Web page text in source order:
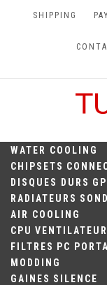
SHIPPING
WATER COOLING
CHIPSETS
DISQUES DURS
RADIATEURS
AIR COOLING
CPU
FILTRES
PC
MODDING
GAINES SILENCE